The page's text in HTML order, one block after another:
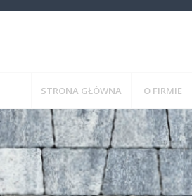
STRONA GŁÓWNA O FIRMIE